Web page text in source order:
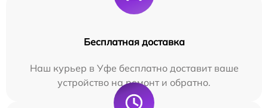
Бесплатная доставка
Наш курьер в Уфе бесплатно доставит ваше
устройство на ремонт и обратно.